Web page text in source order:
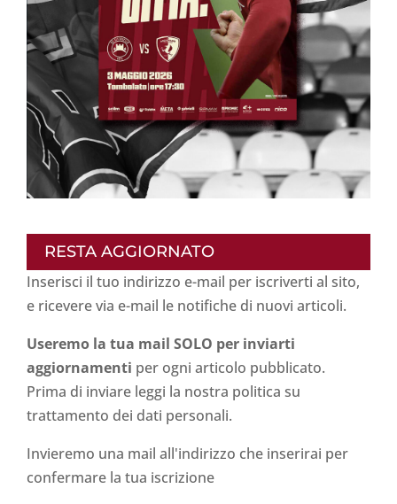
RESTA AGGIORNATO
Inserisci il tuo indirizzo e-mail per iscriverti al sito,
e ricevere via e-mail le notifiche di nuovi articoli.
Useremo la tua mail SOLO per inviarti
aggiornamenti per ogni articolo pubblicato.
Prima di inviare leggi la nostra politica su
trattamento dei dati personali.
Invieremo una mail all'indirizzo che inserirai per
confermare la tua iscrizione